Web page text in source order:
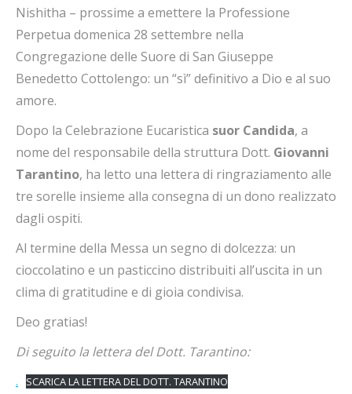
Nishitha – prossime a emettere la Professione
Perpetua domenica 28 settembre nella
Congregazione delle Suore di San Giuseppe
Benedetto Cottolengo: un “sì” definitivo a Dio e al suo
amore.
Dopo la Celebrazione Eucaristica suor Candida, a
nome del responsabile della struttura Dott. Giovanni
Tarantino, ha letto una lettera di ringraziamento alle
tre sorelle insieme alla consegna di un dono realizzato
dagli ospiti.
Al termine della Messa un segno di dolcezza: un
cioccolatino e un pasticcino distribuiti all’uscita in un
clima di gratitudine e di gioia condivisa.
Deo gratias!
Di seguito la lettera del Dott. Tarantino:
. SCARICA LA LETTERA DEL DOTT. TARANTINO